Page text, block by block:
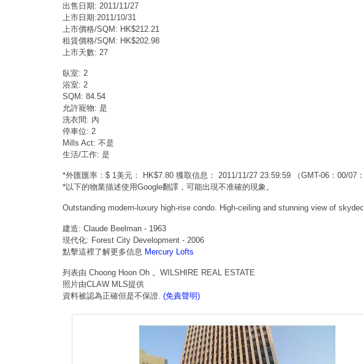
出售日期: 2011/11/27
上市日期:2011/10/31
上市價格/SQM: HK$212.21
租賃價格/SQM: HK$202.98
上市天數: 27
臥室: 2
浴室: 2
SQM: 84.54
允許寵物: 是
洗衣間: 內
停車位: 2
Mills Act: 不是
生活/工作: 是
*外匯匯率：$ 1美元： HK$7.80 獲取信息： 2011/11/27 23:59:59 （GMT-06：00/07
*以下的物業描述使用Google翻譯，可能出現不准確的現象。
Outstanding modern-luxury high-rise condo. High-ceiling and stunning view of
建造: Claude Beelman - 1963
現代化: Forest City Development - 2006
點擊這裡了解更多信息 Mercury Lofts
列表由 Choong Hoon Oh 。WILSHIRE REAL ESTATE
照片由CLAW MLS提供
資料被認為正確但是不保證. (免責聲明)